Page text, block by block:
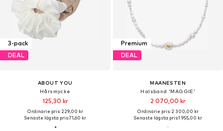
3-pack
DEAL
ABOUT YOU
Hårsmycke
125,30 kr
Ordinarie pris: 229,00 kr
Senaste lägsta pris:71,60 kr
Premium
DEAL
MAANESTEN
Halsband 'MAGGIE'
2 070,00 kr
Ordinarie pris: 2 300,00 kr
Senaste lägsta pris:1 955,00 kr